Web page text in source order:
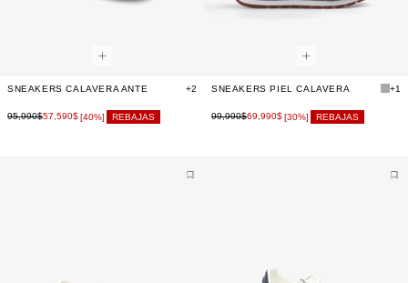
SNEAKERS CALAVERA ANTE +2
95,990$57,590$[40%] REBAJAS
SNEAKERS PIEL CALAVERA +1
99,990$69,990$[30%] REBAJAS